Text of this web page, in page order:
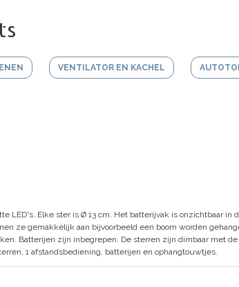
VENTILATOR EN KACHEL
LED's. Elke ster is Ø 13 cm. Het batterijvak is onzichtbaar in
ze gemakkelijk aan bijvoorbeeld een boom worden
Batterijen zijn inbegrepen. De sterren zijn dimbaar met
1 afstandsbediening, batterijen en ophangtouwtjes.